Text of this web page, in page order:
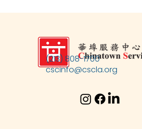
(213) 808-1700
cscinfo@cscla.org